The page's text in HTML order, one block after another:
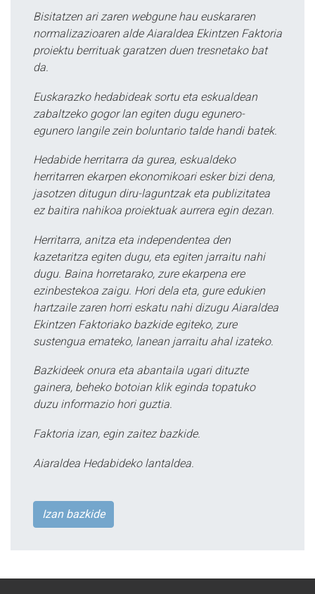
Bisitatzen ari zaren webgune hau euskararen
normalizazioaren alde Aiaraldea Ekintzen Faktoria
proiektu berrituak garatzen duen tresnetako bat
da.
Euskarazko hedabideak sortu eta eskualdean
zabaltzeko gogor lan egiten dugu egunero-
egunero langile zein boluntario talde handi batek.
Hedabide herritarra da gurea, eskualdeko
herritarren ekarpen ekonomikoari esker bizi dena,
jasotzen ditugun diru-laguntzak eta publizitatea
ez baitira nahikoa proiektuak aurrera egin dezan.
Herritarra, anitza eta independentea den
kazetaritza egiten dugu, eta egiten jarraitu nahi
dugu. Baina horretarako, zure ekarpena ere
ezinbestekoa zaigu. Hori dela eta, gure edukien
hartzaile zaren horri eskatu nahi dizugu Aiaraldea
Ekintzen Faktoriako bazkide egiteko, zure
sustengua emateko, lanean jarraitu ahal izateko.
Bazkideek onura eta abantaila ugari dituzte
gainera, beheko botoian klik eginda topatuko
duzu informazio hori guztia.
Faktoria izan, egin zaitez bazkide.
Aiaraldea Hedabideko lantaldea.
Izan bazkide